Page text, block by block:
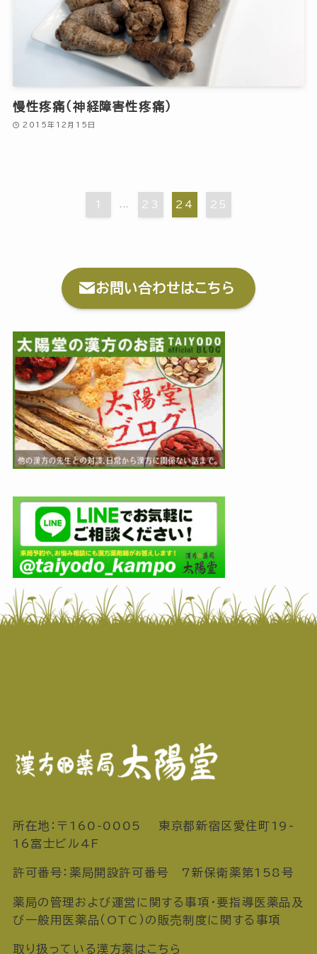
慢性疼痛（神経障害性疼痛）
2015年12月15日
1 ... 23 24 25
お問い合わせはこちら
所在地：〒160-0005 東京都新宿区愛住町19-
16富士ビル4F
許可番号：薬局開設許可番号 7新保衛薬第158号
薬局の管理および運営に関する事項・要指導医薬品及
び一般用医薬品（OTC）の販売制度に関する事項
取り扱っている漢方薬はこちら